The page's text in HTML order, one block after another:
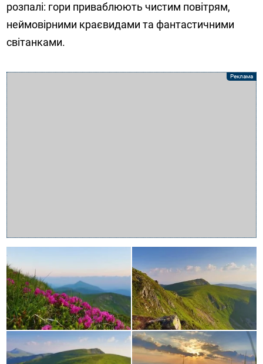
розпалі: гори приваблюють чистим повітрям,
неймовірними краєвидами та фантастичними
світанками.